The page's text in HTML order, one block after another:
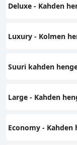
Deluxe - Kahden
Luxury - Kolmen
Suuri kahden
Large - Kahden
Economy -